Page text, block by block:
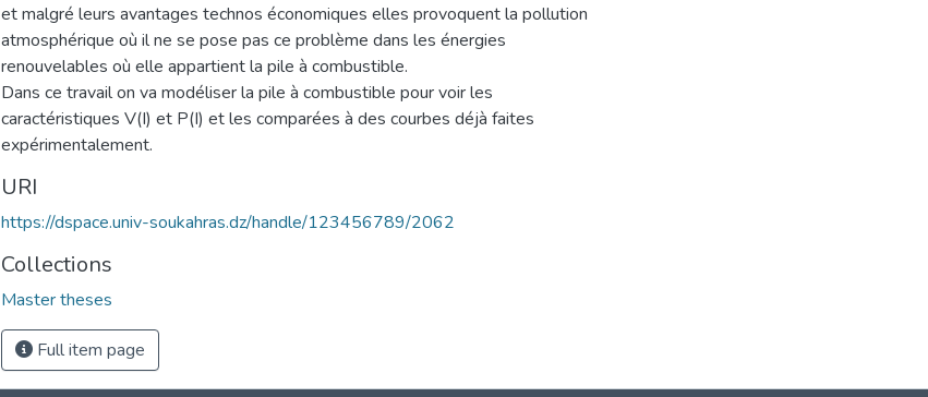
et malgré leurs avantages technos économiques elles provoquent la pollution
atmosphérique où il ne se pose pas ce problème dans les énergies
renouvelables où elle appartient la pile à combustible.
Dans ce travail on va modéliser la pile à combustible pour voir les
caractéristiques V(I) et P(I) et les comparées à des courbes déjà faites
expérimentalement.
URI
https://dspace.univ-soukahras.dz/handle/123456789/2062
Collections
Master theses
Full item page